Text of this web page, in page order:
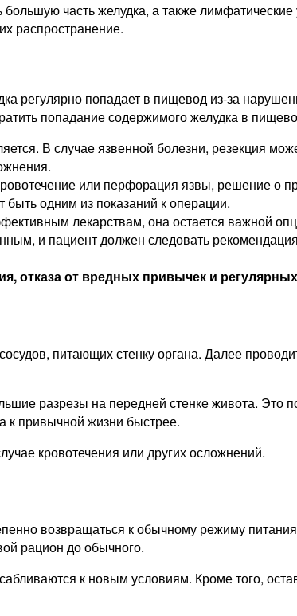
часть желудка, а также лимфатические
распространение.
регулярно попадает в пищевод из-за
попадание содержимого желудка в
В случае язвенной болезни, резекция
или перфорация язвы, решение о
одним из показаний к операции.
лекарствам, она остается важной
и пациент должен следовать
отказа от вредных привычек и
питающих стенку органа. Далее
разрезы на передней стенке живота. Это
к привычной жизни быстрее.
кровотечения или других осложнений.
возвращаться к обычному режиму
рацион до обычного.
к новым условиям. Кроме того,